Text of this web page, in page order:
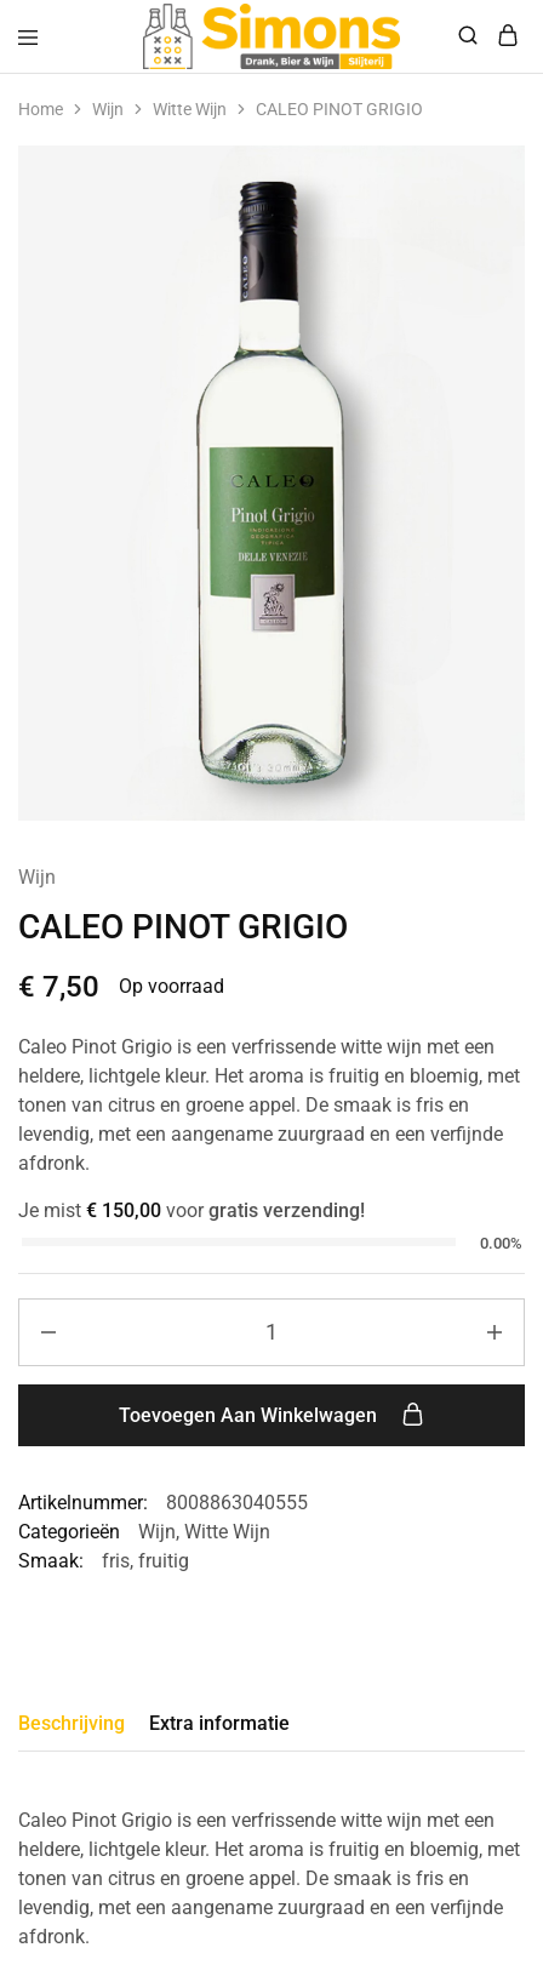
Simonsdrank.nl
Drank,
Bier
&
Home Wijn Witte Wijn CALEO PINOT GRIGIO
Wijn
CALEO PINOT GRIGIO
€ 7,50 Op voorraad
Caleo Pinot Grigio is een verfrissende witte wijn met een
heldere, lichtgele kleur. Het aroma is fruitig en bloemig, met
tonen van citrus en groene appel. De smaak is fris en
levendig, met een aangename zuurgraad en een verfijnde
afdronk.
Je mist € 150,00 voorgratis verzending!
0.00%
Toevoegen Aan Winkelwagen
Artikelnummer:
8008863040555
Categorieën
Wijn, Witte Wijn
Smaak:
fris, fruitig
Beschrijving Extra informatie
Caleo Pinot Grigio is een verfrissende witte wijn met een
heldere, lichtgele kleur. Het aroma is fruitig en bloemig, met
tonen van citrus en groene appel. De smaak is fris en
levendig, met een aangename zuurgraad en een verfijnde
afdronk.